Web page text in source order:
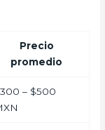
Precio
promedio
– $500